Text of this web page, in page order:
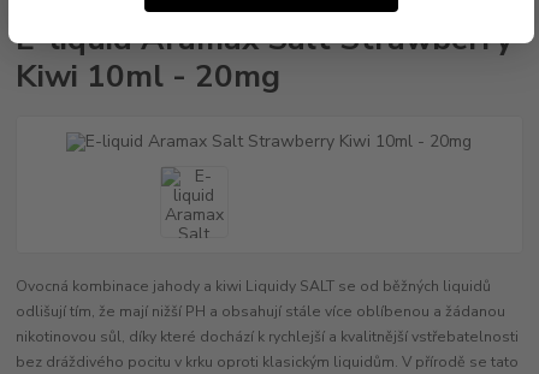
E-liquid Aramax Salt Strawberry
Kiwi 10ml - 20mg
Ovocná kombinace jahody a kiwi Liquidy SALT se od běžných liquidů
odlišují tím, že mají nižší PH a obsahují stále více oblíbenou a žádanou
nikotinovou sůl, díky které dochází k rychlejší a kvalitnější vstřebatelnosti
bez dráždivého pocitu v krku oproti klasickým liquidům. V přírodě se tato